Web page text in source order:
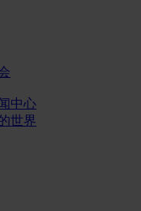
中心
世界